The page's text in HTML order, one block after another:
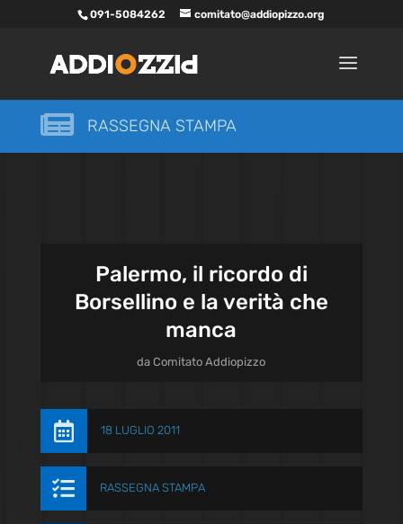
091-5084262 comitato@addiopizzo.org
 RASSEGNA STAMPA
Palermo, il ricordo di
Borsellino e la verità che
manca
daComitato Addiopizzo
 18 LUGLIO 2011
 RASSEGNA STAMPA